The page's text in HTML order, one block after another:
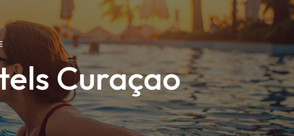
Curaçao